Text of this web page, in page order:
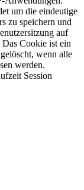
um die eindeutige
zu speichern und
auf
Cookie ist ein
wenn alle
werden.
Session